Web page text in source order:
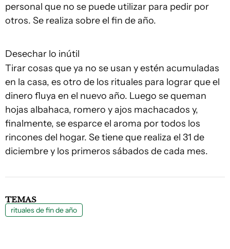
personal que no se puede utilizar para pedir por
otros. Se realiza sobre el fin de año.
Desechar lo inútil
Tirar cosas que ya no se usan y estén acumuladas
en la casa, es otro de los rituales para lograr que el
dinero fluya en el nuevo año. Luego se queman
hojas albahaca, romero y ajos machacados y,
finalmente, se esparce el aroma por todos los
rincones del hogar. Se tiene que realiza el 31 de
diciembre y los primeros sábados de cada mes.
TEMAS
rituales de fin de año